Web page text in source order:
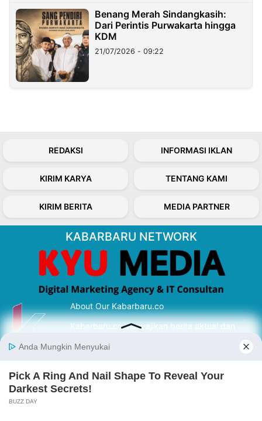
Benang Merah Sindangkasih:
Dari Perintis Purwakarta hingga
KDM
21/07/2026 - 09:22
REDAKSI INFORMASI IKLAN
KIRIM KARYA TENTANG KAMI
KIRIM BERITA MEDIA PARTNER
KABARBARU NETWORK
About Our Kabarbaru.co
Kabarbaru.co menyajikan berita aktual dan
serta terverifikasi dari sumber yang tepat.
Follow Kabarbaru